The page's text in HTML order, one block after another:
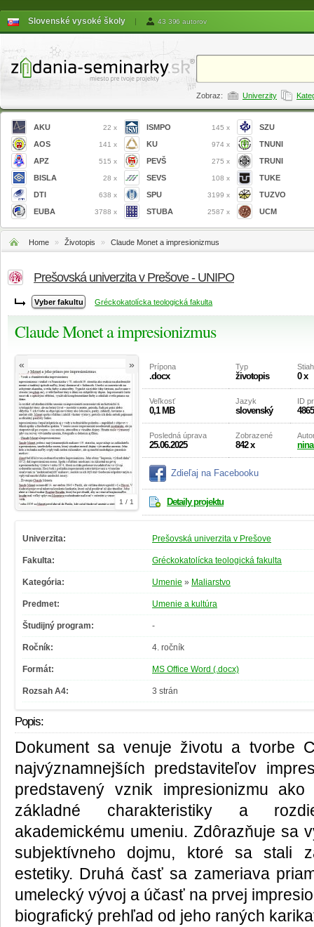
Slovenské vysoké školy | 43 396 autorov
Zobraz: Univerzity
AKU 22 x
AOS 141 x
APZ 515 x
BISLA 28 x
DTI 638 x
EUBA 3788 x
ISMPO 145 x
KU 974 x
PEVŠ 275 x
SEVS 108 x
SPU 3199 x
STUBA 2587 x
SZU
TNUNI
TRUNI
TUKE
TUZVO
UCM
Home » Životopis » Claude Monet a impresionizmus
Prešovská univerzita v Prešove - UNIPO
Gréckokatolícka teologická fakulta
Claude Monet a impresionizmus
1 / 1
« » Prípona
.docx
Typ
životopis 0 x
Veľkosť
0,1 MB
Jazyk
slovenský
ID
Posledná úprava
25.06.2025
Zobrazené
842 x
Zdieľaj na Facebooku
Detaily projektu
Univerzita: Prešovská univerzita v Prešove
Fakulta: Gréckokatolícka teologická fakulta
Kategória: Umenie » Maliarstvo
Predmet: Umenie a kultúra
Študijný program: -
Ročník: 4. ročník
Formát: MS Office Word (.docx)
Rozsah A4: 3 strán
Popis:
Dokument sa venuje životu a tvorbe
najvýznamnejších predstaviteľov
predstavený vznik impresionizmu
základné charakteristiky a
akademickému umeniu. Zdôrazňuje sa
subjektívneho dojmu, ktoré sa stali
estetiky. Druhá časť sa zameriava
umelecký vývoj a účasť na prvej
biografický prehľad od jeho raných